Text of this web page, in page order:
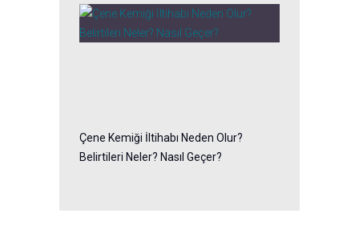
Çene Kemiği İltihabı Neden Olur?
Belirtileri Neler? Nasıl Geçer?